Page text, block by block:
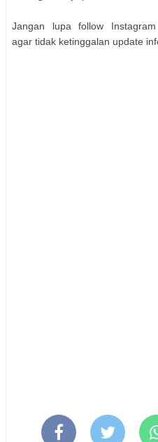
Jangan lupa follow Instagram
agar tidak ketinggalan update